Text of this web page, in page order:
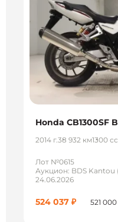
Honda CB1300SF
2014 г.38 932 км1300 сс
Лот №0615
Аукцион: BDS Kantou
24.06.2026
524 037 ₽ 521